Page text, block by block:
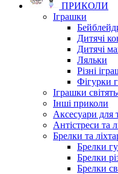
ПРИКОЛИ
Іграшки
Дитячі
Дитячі
Ляльки
Різні
Фігурки
Іграшки
Інші приколи
Аксесуари для
Антістреси та
Брелки та
Брелки
Брелки
Брелки